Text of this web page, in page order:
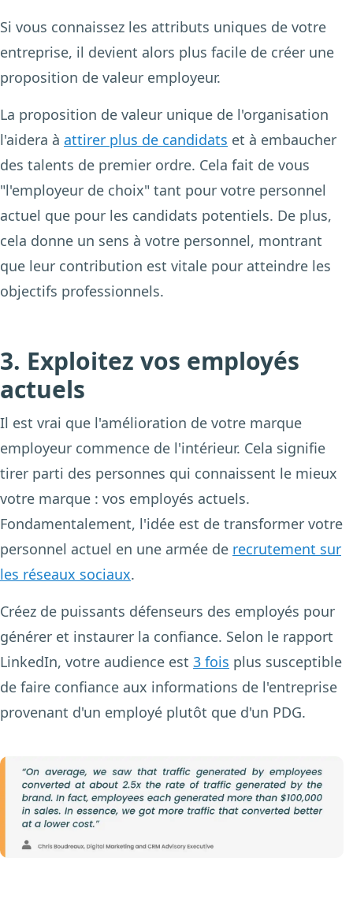
Si vous connaissez les attributs uniques de votre
entreprise, il devient alors plus facile de créer une
proposition de valeur employeur.
La proposition de valeur unique de l'organisation
l'aidera à attirer plus de candidats et à embaucher
des talents de premier ordre. Cela fait de vous
"l'employeur de choix" tant pour votre personnel
actuel que pour les candidats potentiels. De plus,
cela donne un sens à votre personnel, montrant
que leur contribution est vitale pour atteindre les
objectifs professionnels.
3. Exploitez vos employés
actuels
Il est vrai que l'amélioration de votre marque
employeur commence de l'intérieur. Cela signifie
tirer parti des personnes qui connaissent le mieux
votre marque : vos employés actuels.
Fondamentalement, l'idée est de transformer votre
personnel actuel en une armée de recrutement sur
les réseaux sociaux.
Créez de puissants défenseurs des employés pour
générer et instaurer la confiance. Selon le rapport
LinkedIn, votre audience est 3 fois plus susceptible
de faire confiance aux informations de l'entreprise
provenant d'un employé plutôt que d'un PDG.